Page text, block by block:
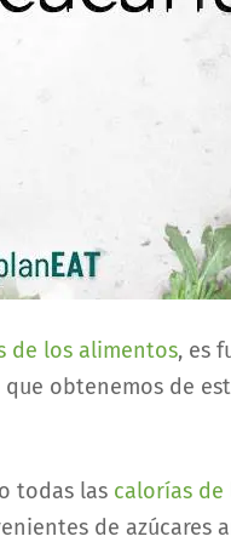
de los alimentos, es
obtenemos de
todas las calorías
de